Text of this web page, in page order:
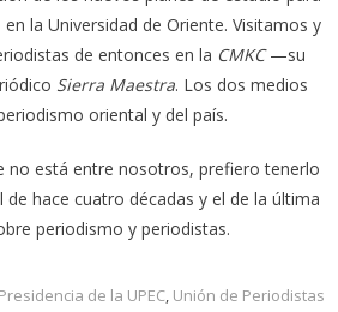
la Universidad de Oriente. Visitamos y
de entonces en la CMKC—su
Sierra Maestra. Los dos medios
oriental y del país.
no está entre nosotros, prefiero tenerlo
hace cuatro décadas y el de la última
periodismo y periodistas.
Presidencia de la UPEC, Unión de Periodistas